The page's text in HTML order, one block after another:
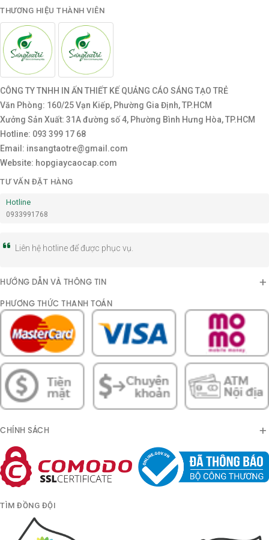
THƯƠNG HIỆU THÀNH VIÊN
CÔNG TY TNHH IN ẤN THIẾT KẾ QUẢNG CÁO SÁNG TẠO TRẺ
Văn Phòng: 160/25 Vạn Kiếp, Phường Gia Định, TP.HCM
Xưởng Sản Xuất: 31A đường số 4, Phường Bình Hưng Hòa, TP.HCM
Hotline: 093 399 17 68
Email: insangtaotre@gmail.com
Website: hopgiaycaocap.com
TƯ VẤN ĐẶT HÀNG
0933991768
Hotline
Liên hệ hotline để được phục vụ.
HƯỚNG DẪN VÀ THÔNG TIN
PHƯƠNG THỨC THANH TOÁN
CHÍNH SÁCH
TÌM ĐỒNG ĐỘI